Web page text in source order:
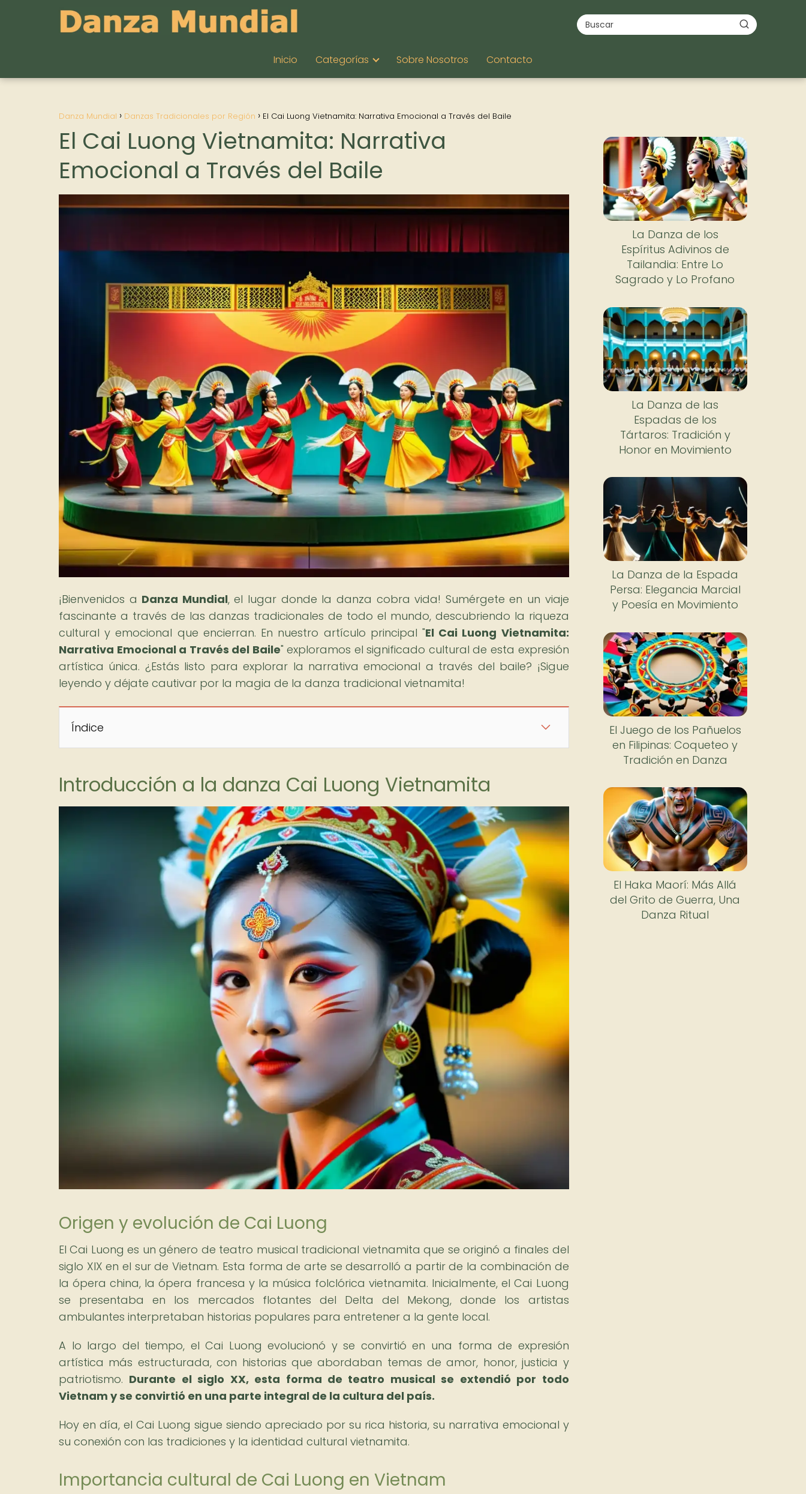
Inicio Categorías Sobre Nosotros Contacto
Danza Mundial Danzas Tradicionales por Región El Cai Luong Vietnamita: Narrativa Emocional a Través del Baile
El Cai Luong Vietnamita: Narrativa
Emocional a Través del Baile
¡Bienvenidos a Danza Mundial, el lugar donde la danza cobra vida! Sumérgete en un viaje
fascinante a través de las danzas tradicionales de todo el mundo, descubriendo la riqueza
cultural y emocional que encierran. En nuestro artículo principal "El Cai Luong Vietnamita:
Narrativa Emocional a Través del Baile" exploramos el significado cultural de esta expresión
artística única. ¿Estás listo para explorar la narrativa emocional a través del baile? ¡Sigue
leyendo y déjate cautivar por la magia de la danza tradicional vietnamita!
Índice
Introducción a la danza Cai Luong Vietnamita
Origen y evolución de Cai Luong
El Cai Luong es un género de teatro musical tradicional vietnamita que se originó a finales del
siglo XIX en el sur de Vietnam. Esta forma de arte se desarrolló a partir de la combinación de
la ópera china, la ópera francesa y la música folclórica vietnamita. Inicialmente, el Cai Luong
se presentaba en los mercados flotantes del Delta del Mekong, donde los artistas
ambulantes interpretaban historias populares para entretener a la gente local.
A lo largo del tiempo, el Cai Luong evolucionó y se convirtió en una forma de expresión
artística más estructurada, con historias que abordaban temas de amor, honor, justicia y
patriotismo. Durante el siglo XX, esta forma de teatro musical se extendió por todo
Vietnam y se convirtió en una parte integral de la cultura del país.
Hoy en día, el Cai Luong sigue siendo apreciado por su rica historia, su narrativa emocional y
su conexión con las tradiciones y la identidad cultural vietnamita.
Importancia cultural de Cai Luong en Vietnam
La Danza de los
Espíritus Adivinos de
Tailandia: Entre Lo
Sagrado y Lo Profano
La Danza de las
Espadas de los
Tártaros: Tradición y
Honor en Movimiento
La Danza de la Espada
Persa: Elegancia Marcial
y Poesía en Movimiento
El Juego de los Pañuelos
en Filipinas: Coqueteo y
Tradición en Danza
El Haka Maorí: Más Allá
del Grito de Guerra, Una
Danza Ritual